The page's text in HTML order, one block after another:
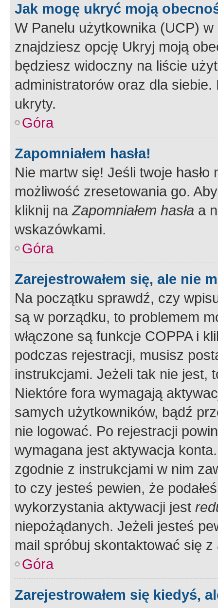
Jak mogę ukryć moją
W Panelu użytkownika (UCP) w
znajdziesz opcję Ukryj moją
będziesz widoczny na liście
administratorów oraz dla
ukryty.
Góra
Zapomniałem hasła!
Nie martw się! Jeśli twoje
możliwość zresetowania go.
kliknij naZapomniałem hasła a
wskazówkami.
Góra
Zarejestrowałem się, ale nie
Na początku sprawdź, czy
są w porządku, to problemem
włączone są funkcje COPPA i
podczas rejestracji, musisz
instrukcjami. Jeżeli tak nie jest,
Niektóre fora wymagają
samych użytkowników, bądź
nie logować. Po rejestracji
wymagana jest aktywacja
zgodnie z instrukcjami w nim
to czy jesteś pewien, że
wykorzystania aktywacji jest
niepożądanych. Jeżeli jesteś
mail spróbuj skontaktować się
Góra
Zarejestrowałem się kiedyś,